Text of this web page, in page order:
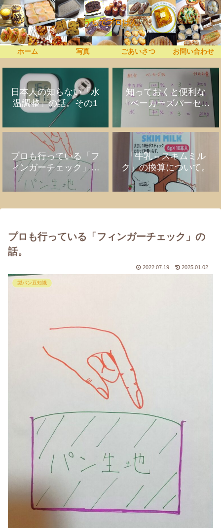
うちでプロぱん
ホーム 写真 ごあいさつ お問い合わせ
日本人の知らない「水
温調整」の話。その1
知っておくと便利な
「ベーカーズパーセン
ト」の話
プロも行っている「フ
ィンガーチェック」の
話。
「牛乳⇔スキムミル
ク」の換算について。
プロも行っている「フィンガーチェック」の
話。
2022.07.19 2025.01.02
製パン豆知識